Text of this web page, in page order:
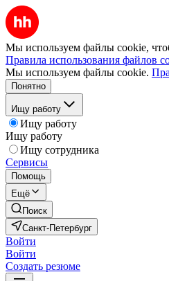
Мы используем файлы cookie,
Правила использования файлов
Мы используем файлы cookie.
Понятно
Ищу работу
Ищу работу
Ищу работу
Ищу сотрудника
Сервисы
Помощь
Ещё
Поиск
Санкт-Петербург
Войти
Войти
Создать резюме